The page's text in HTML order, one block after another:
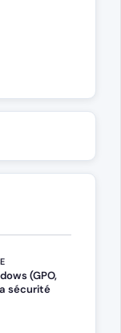
(GPO,
sécurité